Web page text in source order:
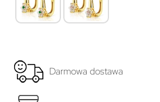
Darmowa dostawa